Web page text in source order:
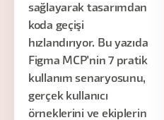
sağlayarak tasarımdan
koda geçişi
hızlandırıyor. Bu yazıda
Figma MCP'nin 7 pratik
kullanım senaryosunu,
gerçek kullanıcı
örneklerini ve ekiplerin